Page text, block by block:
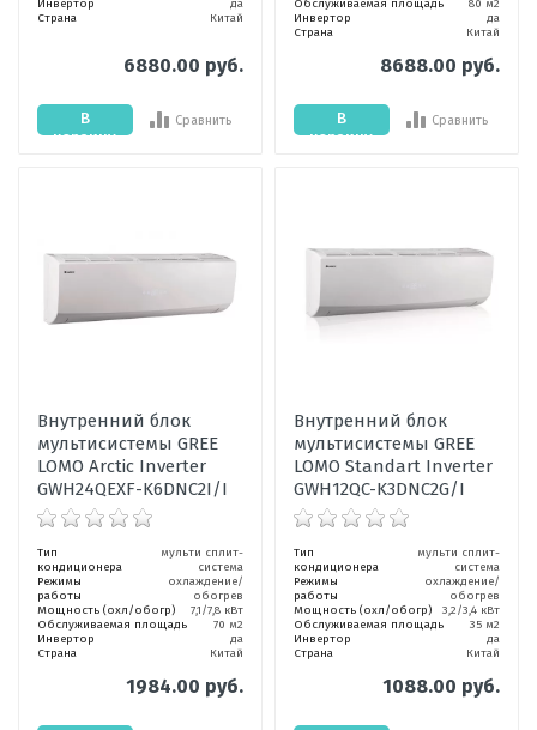
Инвертор
да
Страна
Китай
6880.00 руб.
В
корзину
Сравнить
Обслуживаемая площадь
80 м2
Инвертор
да
Страна
Китай
8688.00 руб.
В
корзину
Сравнить
Внутренний блок
мультисистемы GREE
LOMO Arctic Inverter
GWH24QEXF-K6DNC2I/I
Тип
кондиционера
мульти сплит-
система
Режимы
работы
охлаждение/
обогрев
Мощность (охл/обогр)
7,1/7,8 кВт
Обслуживаемая площадь
70 м2
Инвертор
да
Страна
Китай
1984.00 руб.
Внутренний блок
мультисистемы GREE
LOMO Standart Inverter
GWH12QC-K3DNC2G/I
Тип
кондиционера
мульти сплит-
система
Режимы
работы
охлаждение/
обогрев
Мощность (охл/обогр)
3,2/3,4 кВт
Обслуживаемая площадь
35 м2
Инвертор
да
Страна
Китай
1088.00 руб.